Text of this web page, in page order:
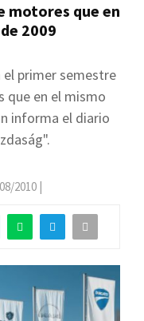
motores que en
2009
primer semestre
que en el mismo
informa el diario
2010 |